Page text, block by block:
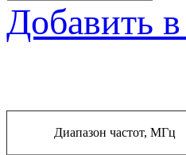
Добавить
Диапазон частот, МГц